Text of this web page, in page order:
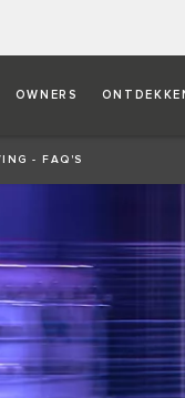
OWNERS
- FAQ'S